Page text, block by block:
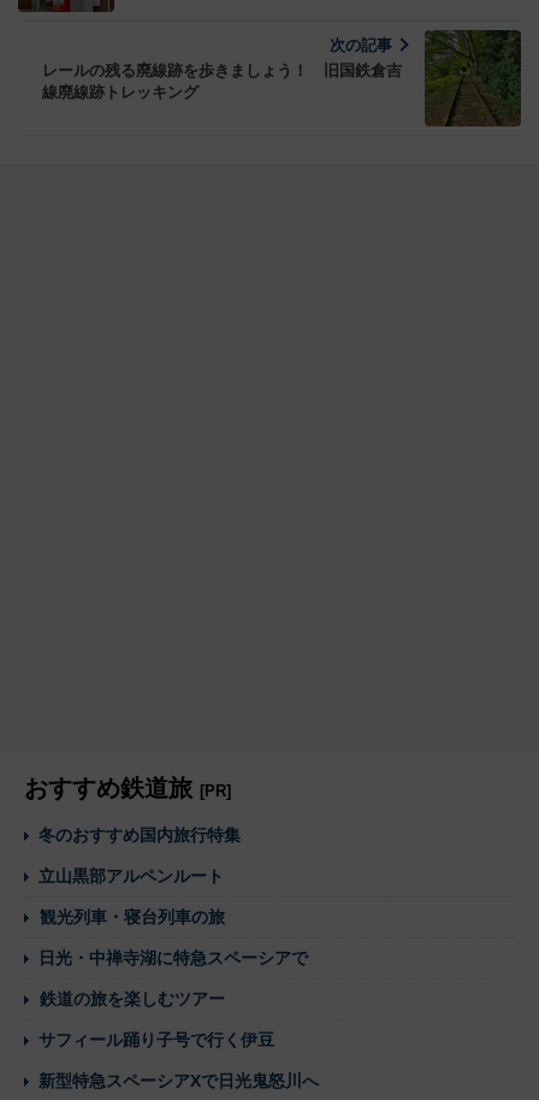
次の記事
レールの残る廃線跡を歩きましょう！ 旧国鉄倉吉
線廃線跡トレッキング
おすすめ鉄道旅 [PR]
冬のおすすめ国内旅行特集
立山黒部アルペンルート
観光列車・寝台列車の旅
日光・中禅寺湖に特急スペーシアで
鉄道の旅を楽しむツアー
サフィール踊り子号で行く伊豆
新型特急スペーシアXで日光鬼怒川へ